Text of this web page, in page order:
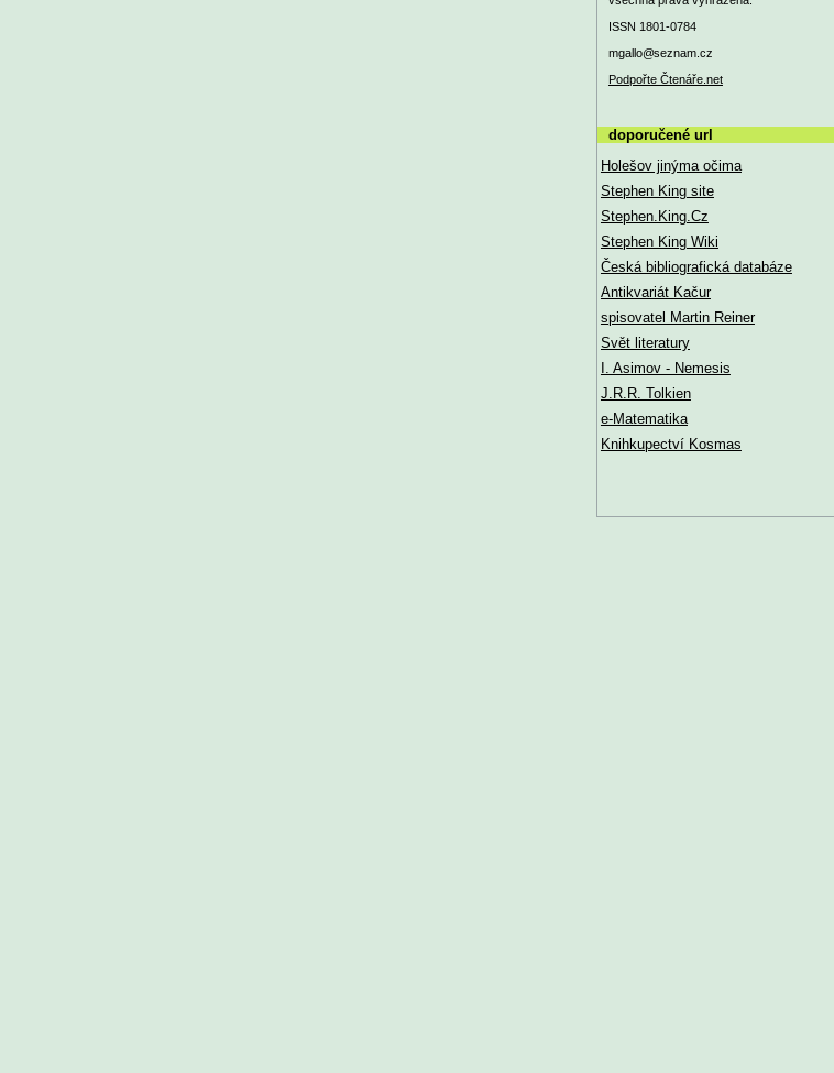
ISSN 1801-0784
mgallo@seznam.cz
Podpořte Čtenáře.net
doporučené url
Holešov jinýma očima
Stephen King site
Stephen.King.Cz
Stephen King Wiki
Česká bibliografická databáze
Antikvariát Kačur
spisovatel Martin Reiner
Svět literatury
I. Asimov - Nemesis
J.R.R. Tolkien
e-Matematika
Knihkupectví Kosmas